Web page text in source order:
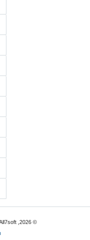
© 2026, All7soft |